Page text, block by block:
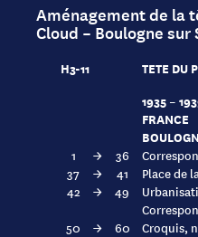
Aménagement de la
Cloud – Boulogne sur
H3-11
TETE DU
1935 –
FRANCE
1 → 36
37
→ 41
Place de
42
→ 49
50
→ 60 Croquis,